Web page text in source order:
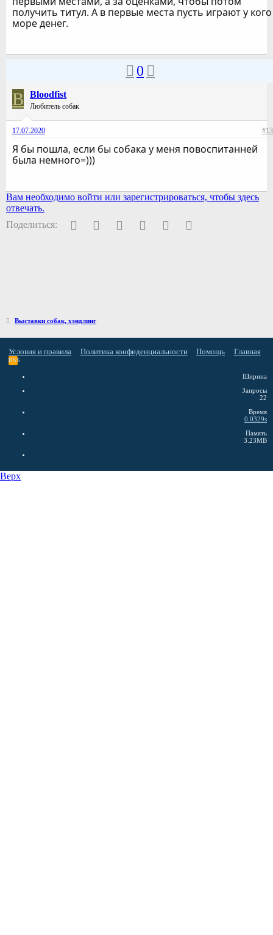
получить титул. А в первые места пусть играют у кого
море денег.
0
B Bloodfist
Любитель собак
17.07.2020 #13
Я бы пошла, если бы собака у меня повоспитанней
была немного=)))
Вам необходимо войти или зарегистрироваться, чтобы здесь
отвечать.
Поделиться:
FacebookTwitter PinterestWhatsAppЭлектронная почта
Выставки собак, хэндлинг
Условия и правила Политика конфиденциальности Помощь Главная
RSS
Ширина
Запросы
22
Время
0.0329s
Память
3.23MB
Верх